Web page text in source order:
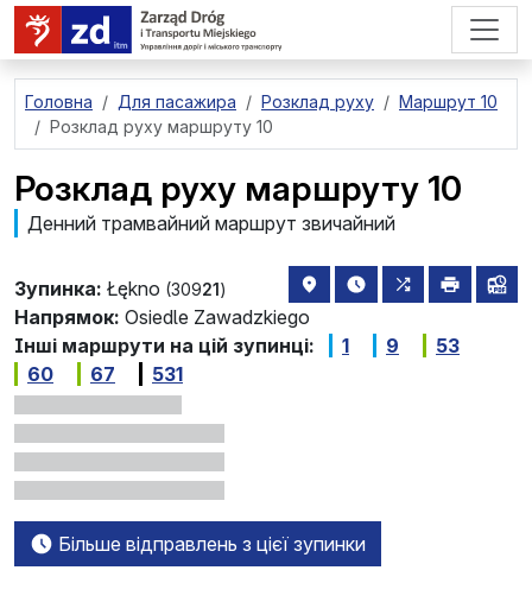
перейти до основного вмісту
Головна Для пасажира Розклад руху
Маршрут 10
Розклад руху маршруту 10
Розклад руху маршруту 10
Денний трамвайний маршрут звичайний
Зупинка: Łękno (30921) розташування зупинки на
найближчі
всі
Напрямок: Osiedle Zawadzkiego
Інші маршрути на цій зупинці:
1 9
53
60
67 531
Більше відправлень з цієї зупинки